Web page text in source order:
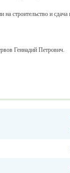
строительство и сдача
Геннадий Петрович.